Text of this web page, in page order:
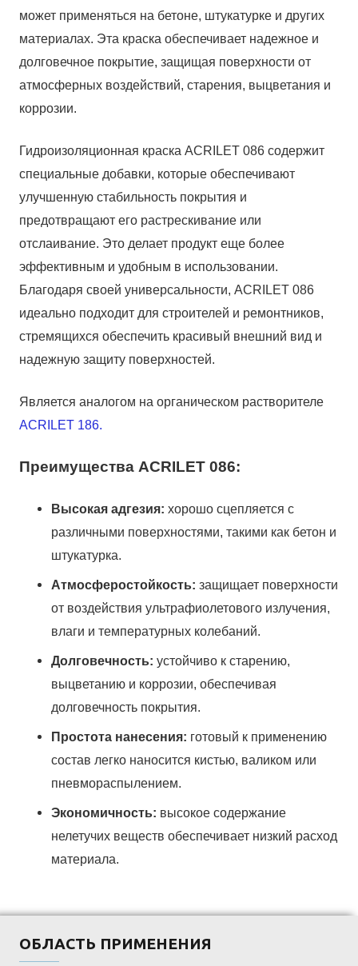
может применяться на бетоне, штукатурке и других
материалах. Эта краска обеспечивает надежное и
долговечное покрытие, защищая поверхности от
атмосферных воздействий, старения, выцветания и
коррозии.
Гидроизоляционная краска ACRILET 086 содержит
специальные добавки, которые обеспечивают
улучшенную стабильность покрытия и
предотвращают его растрескивание или
отслаивание. Это делает продукт еще более
эффективным и удобным в использовании.
Благодаря своей универсальности, ACRILET 086
идеально подходит для строителей и ремонтников,
стремящихся обеспечить красивый внешний вид и
надежную защиту поверхностей.
Является аналогом на органическом растворителе
ACRILET 186.
Преимущества ACRILET 086:
Высокая адгезия: хорошо сцепляется с
различными поверхностями, такими как бетон и
штукатурка.
Атмосферостойкость: защищает поверхности
от воздействия ультрафиолетового излучения,
влаги и температурных колебаний.
Долговечность: устойчиво к старению,
выцветанию и коррозии, обеспечивая
долговечность покрытия.
Простота нанесения: готовый к применению
состав легко наносится кистью, валиком или
пневмораспылением.
Экономичность: высокое содержание
нелетучих веществ обеспечивает низкий расход
материала.
ОБЛАСТЬ ПРИМЕНЕНИЯ